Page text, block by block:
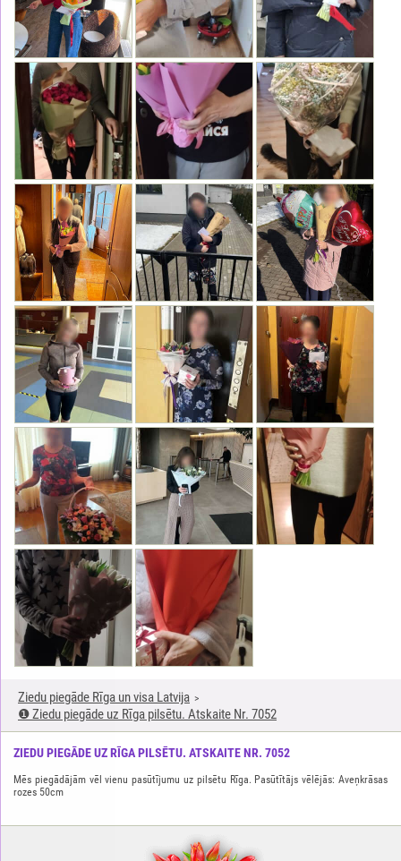
Ziedu piegāde Rīga un visa Latvija
❶ Ziedu piegāde uz Rīga pilsētu. Atskaite Nr. 7052
ZIEDU PIEGĀDE UZ RĪGA PILSĒTU. ATSKAITE NR. 7052
Mēs piegādājām vēl vienu pasūtījumu uz pilsētu Rīga. Pasūtītājs vēlējās: Aveņkrāsas
rozes 50cm